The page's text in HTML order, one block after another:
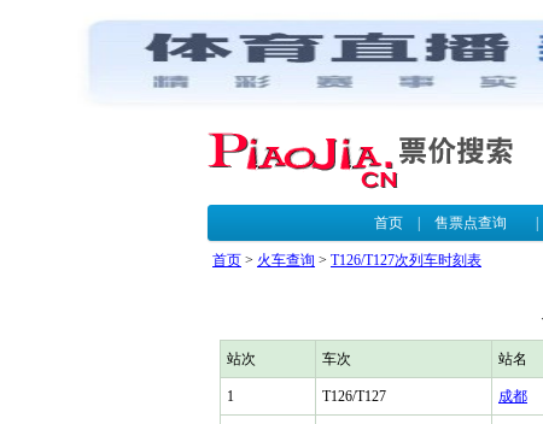
首页| 售票点查询
首页 > 火车查询 > T126/T127次列车时刻表
站次 车次 站名
1 T126/T127 成都